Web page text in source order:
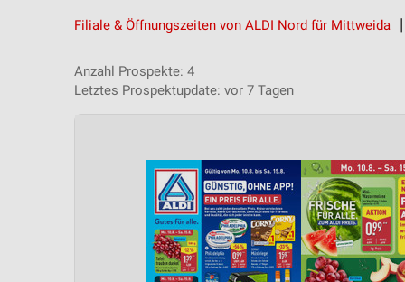
Filiale & Öffnungszeiten von ALDI Nord für Mittweida
Anzahl Prospekte: 4
Letztes Prospektupdate: vor 7 Tagen